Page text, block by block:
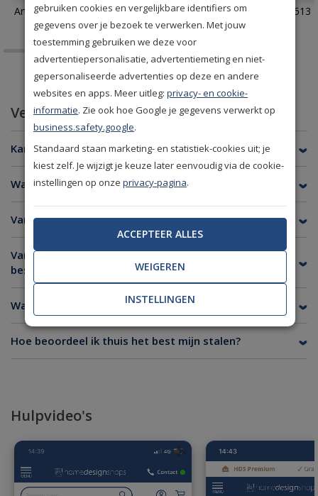
Arte Monsoon Facet 75301 Eijffinger Terra 391513
Veelgestelde vragen
Kan ik van elk behang een staal bestellen?
Wat is de afmeting van een behangstaal?
Van welke merken kan ik een staal bestellen?
Van welke merken is er geen stalenservice
beschikbaar?
Wanneer heb ik de stalen in huis?
Hoe beoordeel ik thuis het best mijn stalen?
Hulpvideo's
gebruiken cookies en vergelijkbare identifiers om
gegevens over je bezoek te verwerken. Met jouw
toestemming gebruiken we deze voor
advertentiepersonalisatie, advertentiemeting en niet-
gepersonaliseerde advertenties op deze en andere
websites en apps. Meer uitleg:privacy- en cookie-
informatie. Zie ook hoe Google je gegevens verwerkt op
business.safety.google.
Standaard staan marketing- en statistiek-cookies uit; je
kiest zelf. Je wijzigt je keuze later eenvoudig via de cookie-
instellingen op onzeprivacy-pagina.
ACCEPTEER ALLES
WEIGEREN
INSTELLINGEN